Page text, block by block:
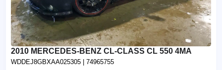
2010 MERCEDES-BENZ CL-CLASS CL 550 4MA
WDDEJ8GBXAA025305 | 74965755